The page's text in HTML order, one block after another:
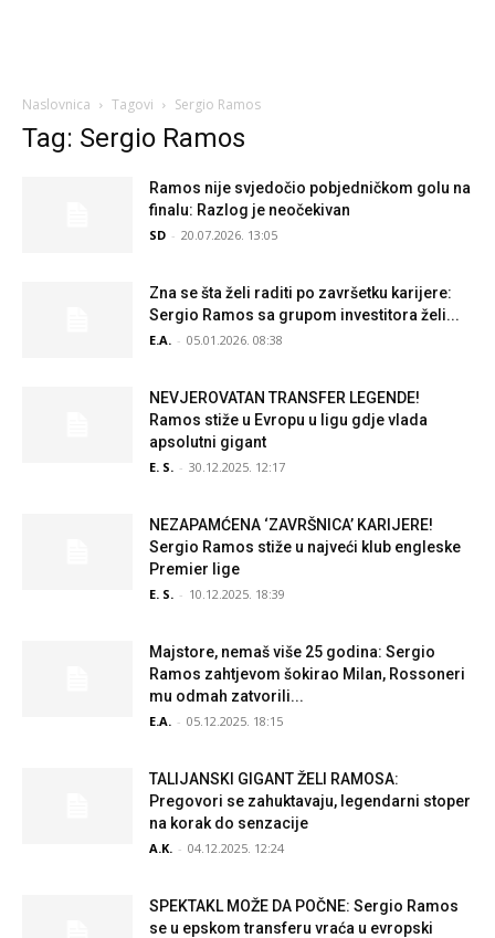
Naslovnica Tagovi Sergio Ramos
Tag: Sergio Ramos
Ramos nije svjedočio pobjedničkom golu na
finalu: Razlog je neočekivan
SD - 20.07.2026. 13:05
Zna se šta želi raditi po završetku karijere:
Sergio Ramos sa grupom investitora želi...
E.A. - 05.01.2026. 08:38
NEVJEROVATAN TRANSFER LEGENDE!
Ramos stiže u Evropu u ligu gdje vlada
apsolutni gigant
E. S. - 30.12.2025. 12:17
NEZAPAMĆENA ‘ZAVRŠNICA’ KARIJERE!
Sergio Ramos stiže u najveći klub engleske
Premier lige
E. S. - 10.12.2025. 18:39
Majstore, nemaš više 25 godina: Sergio
Ramos zahtjevom šokirao Milan, Rossoneri
mu odmah zatvorili...
E.A. - 05.12.2025. 18:15
TALIJANSKI GIGANT ŽELI RAMOSA:
Pregovori se zahuktavaju, legendarni stoper
na korak do senzacije
A.K. - 04.12.2025. 12:24
SPEKTAKL MOŽE DA POČNE: Sergio Ramos
se u epskom transferu vraća u evropski